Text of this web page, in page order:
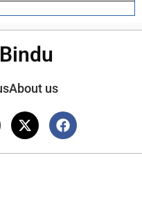
About us